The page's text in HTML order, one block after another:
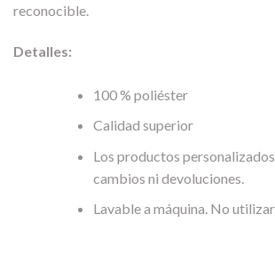
reconocible.
Detalles:
100 % poliéster
Calidad superior
Los productos
cambios ni devoluciones.
Lavable a máquina. No